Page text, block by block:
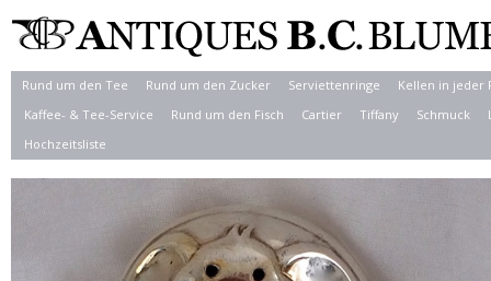
Rund um den Tee Rund um den Zucker Serviettenringe
Kellen in jeder
Kaffee- & Tee-Service
Rund um den Fisch Cartier Tiffany Schmuck
Hochzeitsliste